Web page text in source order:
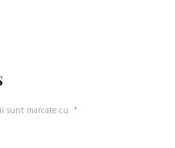
sunt marcate cu *